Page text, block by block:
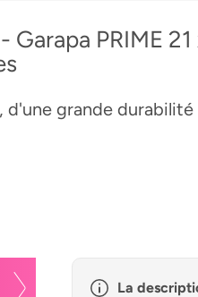
PRIME 21
d'une grande durabilité
La